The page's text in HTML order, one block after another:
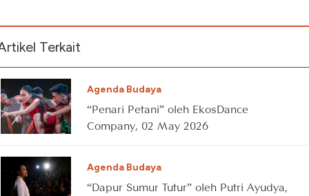
Terkait
Agenda Budaya
“Penari Petani” oleh EkosDance
Company, 02 May 2026
Agenda Budaya
“Dapur Sumur Tutur” oleh Putri Ayudya,